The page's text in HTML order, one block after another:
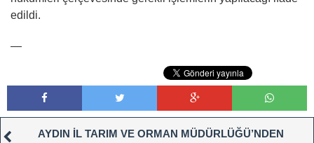
edildi.
—
AYDIN İL TARIM VE ORMAN MÜDÜRLÜĞÜ’NDEN